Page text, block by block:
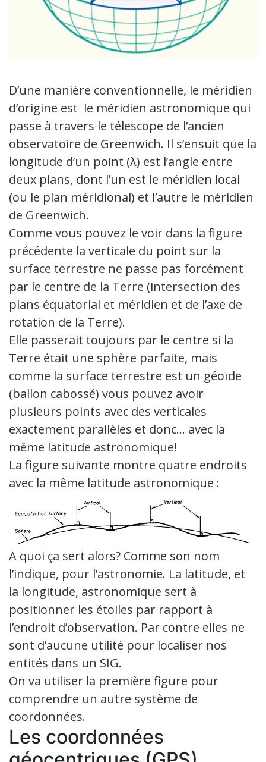
D’une manière conventionnelle, le méridien
d’origine est le méridien astronomique qui
passe à travers le télescope de l’ancien
observatoire de Greenwich. Il s’ensuit que la
longitude d’un point (λ) est l’angle entre
deux plans, dont l’un est le méridien local
(ou le plan méridional) et l’autre le méridien
de Greenwich.
Comme vous pouvez le voir dans la figure
précédente la verticale du point sur la
surface terrestre ne passe pas forcément
par le centre de la Terre (intersection des
plans équatorial et méridien et de l’axe de
rotation de la Terre).
Elle passerait toujours par le centre si la
Terre était une sphère parfaite, mais
comme la surface terrestre est un géoïde
(ballon cabossé) vous pouvez avoir
plusieurs points avec des verticales
exactement parallèles et donc… avec la
même latitude astronomique!
La figure suivante montre quatre endroits
avec la même latitude astronomique :
A quoi ça sert alors? Comme son nom
l’indique, pour l’astronomie. La latitude, et
la longitude, astronomique sert à
positionner les étoiles par rapport à
l’endroit d’observation. Par contre elles ne
sont d’aucune utilité pour localiser nos
entités dans un SIG.
On va utiliser la première figure pour
comprendre un autre système de
coordonnées.
Les coordonnées